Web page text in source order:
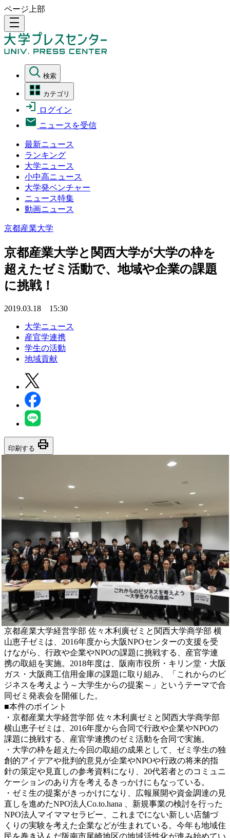
ページ上部
density_medium
検索
カテゴリ
ログイン
ニュースを受信
最新ニュース
ランキング
大学ニュース
小中高ニュース
大学発ベンチャー
ニュース特集
動画ニュース
京都産業大学
京都産業大学と関西大学が大学の枠を
超えたゼミ活動で、地域や企業の課題
に挑戦！
2019.03.18 15:30
大学ニュース
産官学連携
学生の活動
地域貢献
印刷する print
京都産業大学経営学部 佐々木利廣ゼミと関西大学商学部 横
山恵子ゼミは、2016年度から大阪NPOセンターの支援を受
けながら、行政や企業やNPOの課題に挑戦する、産官学連
携の取組を実施。2018年度は、阪南市役所・キリン堂・大阪
ガス・大阪商工信用金庫の課題に取り組み、「これからのビ
ジネスを考えよう～大学生からの提案～」というテーマで合
同ゼミ発表会を開催した。
■本件のポイント
・京都産業大学経営学部 佐々木利廣ゼミと関西大学商学部
横山恵子ゼミは、2016年度から合同で行政や企業やNPOの
課題に挑戦する、産官学連携のゼミ活動を合同で実施。
・大学の枠を超えた今回の取組の成果として、ゼミ学生の独
創的アイデアや批判的意見が企業やNPOや行政の将来的指
針の策定や見直しの参考資料になり、20代若者とのコミュニ
ケーションのあり方を考えるきっかけにもなっている。
・ゼミ生の提案がきっかけになり、広報展開や資金調達の見
直しを進めたNPO法人Co.to.hana 、新規事業の検討を行った
NPO法人マイママセラピー、これまでにない新しい店舗づ
くりの実験を考えた企業などが生まれている。今年も地域住
民を巻き込んだ阪南市尾崎地区の地域活性化が進み始めてい